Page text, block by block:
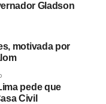
Gladson
motivada por
pede que
Civil